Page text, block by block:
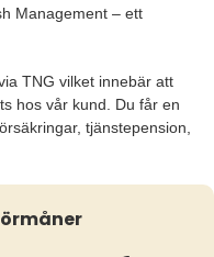
Management – ett
TNG vilket innebär att
hos vår kund. Du får en
tjänstepension,